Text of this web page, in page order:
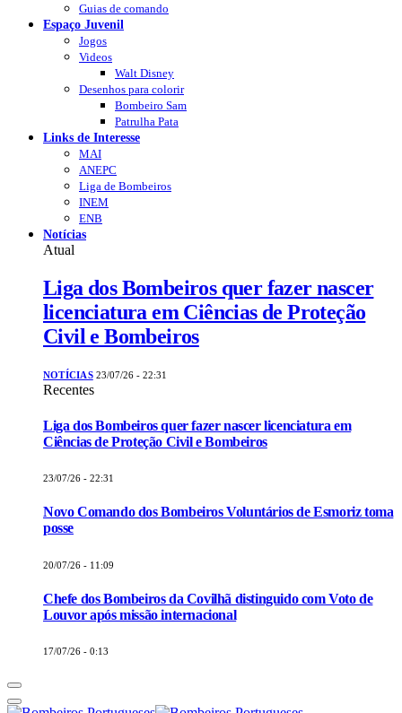
Guias de comando
Espaço Juvenil
Jogos
Videos
Walt Disney
Desenhos para colorir
Bombeiro Sam
Patrulha Pata
Links de Interesse
MAI
ANEPC
Liga de Bombeiros
INEM
ENB
Notícias
Atual
Liga dos Bombeiros quer fazer nascer
licenciatura em Ciências de Proteção
Civil e Bombeiros
NOTÍCIAS 23/07/26 - 22:31
Recentes
Liga dos Bombeiros quer fazer nascer licenciatura em
Ciências de Proteção Civil e Bombeiros
23/07/26 - 22:31
Novo Comando dos Bombeiros Voluntários de Esmoriz toma
posse
20/07/26 - 11:09
Chefe dos Bombeiros da Covilhã distinguido com Voto de
Louvor após missão internacional
17/07/26 - 0:13